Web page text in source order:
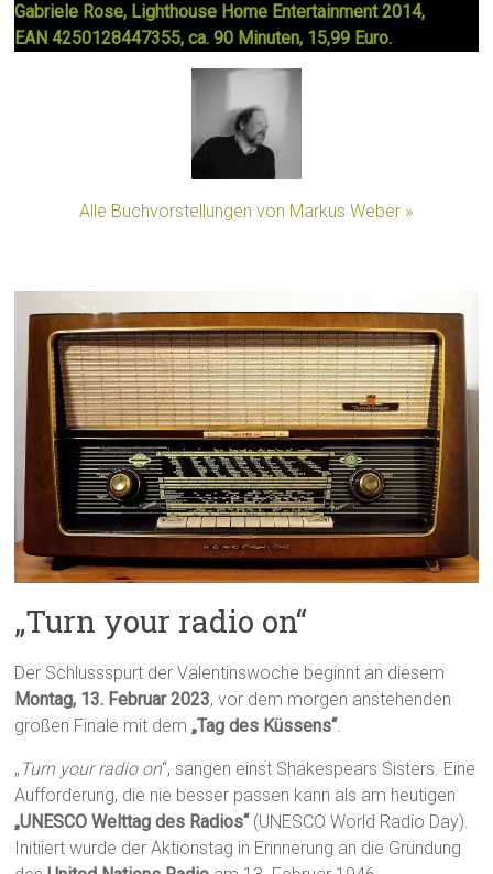
Gabriele Rose, Lighthouse Home Entertainment 2014,
EAN 4250128447355, ca. 90 Minuten, 15,99 Euro.
Alle Buchvorstellungen von Markus Weber »
„Turn your radio on“
Der Schlussspurt der Valentinswoche beginnt an diesem
Montag, 13. Februar 2023, vor dem morgen anstehenden
großen Finale mit dem„Tag des Küssens“.
„ Turn your radio on“, sangen einst Shakespears Sisters. Eine
Aufforderung, die nie besser passen kann als am heutigen
„UNESCO Welttag des Radios“(UNESCO World Radio Day).
Initiiert wurde der Aktionstag in Erinnerung an die Gründung